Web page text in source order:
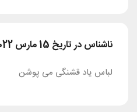
ناشناس در تاریخ 15 مارس 2022
لباس یاد قشنگی می پوشن